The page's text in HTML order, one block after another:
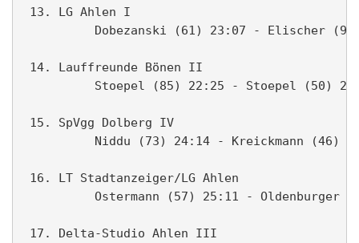
13. LG Ahlen I
Dobezanski (61) 23:07 - Elischer
14. Lauffreunde Bönen II
Stoepel (85) 22:25 - Stoepel (50)
15. SpVgg Dolberg IV
Niddu (73) 24:14 - Kreickmann (46)
16. LT Stadtanzeiger/LG Ahlen
Ostermann (57) 25:11 - Oldenburger
17. Delta-Studio Ahlen III